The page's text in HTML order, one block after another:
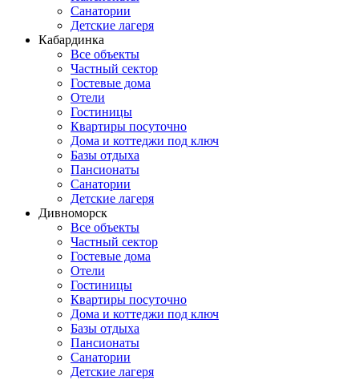
Санатории
Детские лагеря
Кабардинка
Все объекты
Частный сектор
Гостевые дома
Отели
Гостиницы
Квартиры посуточно
Дома и коттеджи под ключ
Базы отдыха
Пансионаты
Санатории
Детские лагеря
Дивноморск
Все объекты
Частный сектор
Гостевые дома
Отели
Гостиницы
Квартиры посуточно
Дома и коттеджи под ключ
Базы отдыха
Пансионаты
Санатории
Детские лагеря